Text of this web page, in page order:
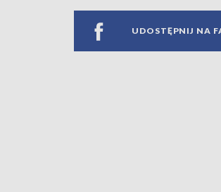
UDOSTĘPNIJ NA